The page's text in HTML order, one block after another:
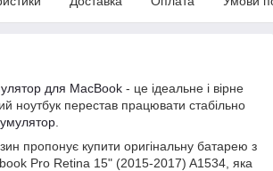
для MacBook - це ідеальне і вірне
ноутбук перестав працювати стабільно
пропонує купити оригінальну батарею з
Pro Retina 15" (2015-2017) A1534, яка